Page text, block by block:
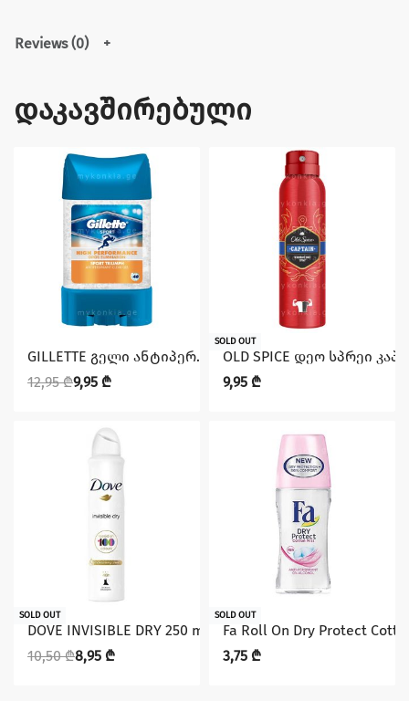
Reviews (0)
დაკავშირებული
GILLETTE გელი ანტიპერ. ტრიუმფ სპორტი 70მლ
12,95₾9,95 ₾
SOLD OUT
OLD SPICE დეო სპრეი
9,95 ₾
დაზოგე 1,55 ₾
SOLD OUT
DOVE INVISIBLE DRY 250 ml
10,50₾8,95 ₾
SOLD OUT
Fa Roll On Dry Protect
3,75 ₾